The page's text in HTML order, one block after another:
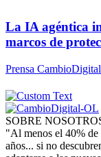
La IA agéntica
marcos de
Prensa
SOBRE
"Al menos el 40% de
años... si no